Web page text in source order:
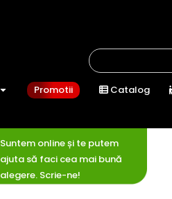
Promotii Catalog
Suntem online și te putem
ajuta să faci cea mai bună
alegere. Scrie-ne!